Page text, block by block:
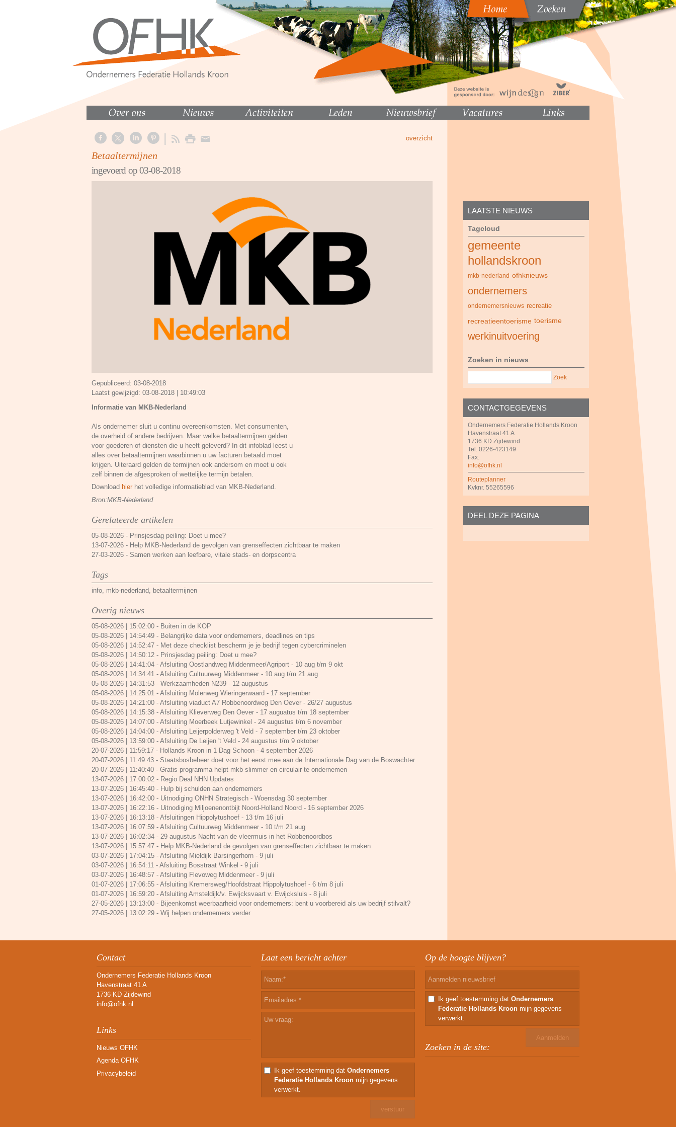
overzicht
Betaaltermijnen
ingevoerd op 03-08-2018
Gepubliceerd: 03-08-2018
Laatst gewijzigd: 03-08-2018 | 10:49:03
Informatie van MKB-Nederland
Als ondernemer sluit u continu overeenkomsten. Met consumenten,
de overheid of andere bedrijven. Maar welke betaaltermijnen gelden
voor goederen of diensten die u heeft geleverd? In dit infoblad leest u
alles over betaaltermijnen waarbinnen u uw facturen betaald moet
krijgen. Uiteraard gelden de termijnen ook andersom en moet u ook
zelf binnen de afgesproken of wettelijke termijn betalen.
Download hier het volledige informatieblad van MKB-Nederland.
Bron:MKB-Nederland
Gerelateerde artikelen
05-08-2026 - Prinsjesdag peiling: Doet u mee?
13-07-2026 - Help MKB-Nederland de gevolgen van grenseffecten zichtbaar te maken
27-03-2026 - Samen werken aan leefbare, vitale stads- en dorpscentra
Tags
info mkb-nederland betaaltermijnen
Overig nieuws
05-08-2026 | 15:02:00 - Buiten in de KOP
05-08-2026 | 14:54:49 - Belangrijke data voor ondernemers, deadlines en tips
05-08-2026 | 14:52:47 - Met deze checklist bescherm je je bedrijf tegen cybercriminelen
05-08-2026 | 14:50:12 - Prinsjesdag peiling: Doet u mee?
05-08-2026 | 14:41:04 - Afsluiting Oostlandweg Middenmeer/Agriport - 10 aug t/m 9 okt
05-08-2026 | 14:34:41 - Afsluiting Cultuurweg Middenmeer - 10 aug t/m 21 aug
05-08-2026 | 14:31:53 - Werkzaamheden N239 - 12 augustus
05-08-2026 | 14:25:01 - Afsluiting Molenweg Wieringerwaard - 17 september
05-08-2026 | 14:21:00 - Afsluiting viaduct A7 Robbenoordweg Den Oever - 26/27 augustus
05-08-2026 | 14:15:38 - Afsluiting Klieverweg Den Oever - 17 auguatus t/m 18 september
05-08-2026 | 14:07:00 - Afsluiting Moerbeek Lutjewinkel - 24 augustus t/m 6 november
05-08-2026 | 14:04:00 - Afsluiting Leijerpolderweg 't Veld - 7 september t/m 23 oktober
05-08-2026 | 13:59:00 - Afsluiting De Leijen 't Veld - 24 augustus t/m 9 oktober
20-07-2026 | 11:59:17 - Hollands Kroon in 1 Dag Schoon - 4 september 2026
20-07-2026 | 11:49:43 - Staatsbosbeheer doet voor het eerst mee aan de Internationale Dag van de Boswachter
20-07-2026 | 11:40:40 - Gratis programma helpt mkb slimmer en circulair te ondernemen
13-07-2026 | 17:00:02 - Regio Deal NHN Updates
13-07-2026 | 16:45:40 - Hulp bij schulden aan ondernemers
13-07-2026 | 16:42:00 - Uitnodiging ONHN Strategisch - Woensdag 30 september
13-07-2026 | 16:22:16 - Uitnodiging Miljoenenontbijt Noord-Holland Noord - 16 september 2026
13-07-2026 | 16:13:18 - Afsluitingen Hippolytushoef - 13 t/m 16 juli
13-07-2026 | 16:07:59 - Afsluiting Cultuurweg Middenmeer - 10 t/m 21 aug
13-07-2026 | 16:02:34 - 29 augustus Nacht van de vleermuis in het Robbenoordbos
13-07-2026 | 15:57:47 - Help MKB-Nederland de gevolgen van grenseffecten zichtbaar te maken
03-07-2026 | 17:04:15 - Afsluiting Mieldijk Barsingerhorn - 9 juli
03-07-2026 | 16:54:11 - Afsluiting Bosstraat Winkel - 9 juli
03-07-2026 | 16:48:57 - Afsluiting Flevoweg Middenmeer - 9 juli
01-07-2026 | 17:06:55 - Afsluiting Kremersweg/Hoofdstraat Hippolytushoef - 6 t/m 8 juli
01-07-2026 | 16:59:20 - Afsluiting Amsteldijk/v. Ewijcksvaart v. Ewijcksluis - 8 juli
27-05-2026 | 13:13:00 - Bijeenkomst weerbaarheid voor ondernemers: bent u voorbereid als uw bedrijf stilvalt?
27-05-2026 | 13:02:29 - Wij helpen ondernemers verder
LAATSTE NIEUWS
Tagcloud
gemeente
hollandskroon
mkb-nederland ofhknieuws
ondernemers
ondernemersnieuws recreatie
recreatieentoerisme toerisme
werkinuitvoering
Zoeken in nieuws
Zoek
CONTACTGEGEVENS
Ondernemers Federatie Hollands Kroon
Havenstraat 41 A
1736 KD Zijdewind
Tel. 0226-423149
Fax.
info@ofhk.nl
Routeplanner
Kvknr. 55265596
DEEL DEZE PAGINA
Contact
Ondernemers Federatie Hollands Kroon
Havenstraat 41 A
1736 KD Zijdewind
info@ofhk.nl
Links
Nieuws OFHK
Agenda OFHK
Privacybeleid
Laat een bericht achter
Ik geef toestemming dat Ondernemers
Federatie Hollands Kroon mijn gegevens
verwerkt.
Op de hoogte blijven?
Ik geef toestemming dat Ondernemers
Federatie Hollands Kroon mijn gegevens
verwerkt.
Zoeken in de site: